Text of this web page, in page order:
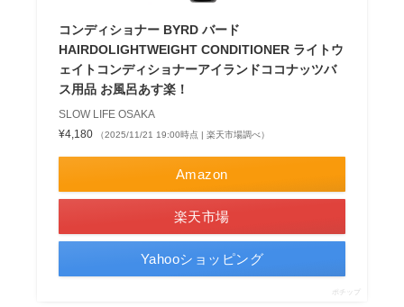
コンディショナー BYRD バード
HAIRDOLIGHTWEIGHT CONDITIONER ライトウ
ェイトコンディショナーアイランドココナッツバ
ス用品 お風呂あす楽！
SLOW LIFE OSAKA
¥4,180
（2025/11/21 19:00時点 | 楽天市場調べ）
Amazon
楽天市場
Yahooショッピング
ポチップ